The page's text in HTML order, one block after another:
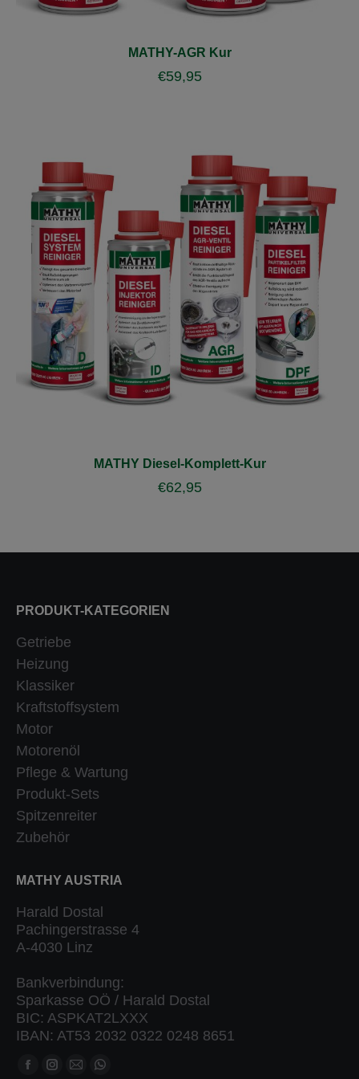
MATHY-AGR Kur
€59,95
MATHY Diesel-Komplett-Kur
€62,95
PRODUKT-KATEGORIEN
Getriebe
Heizung
Klassiker
Kraftstoffsystem
Motor
Motorenöl
Pflege & Wartung
Produkt-Sets
Spitzenreiter
Zubehör
MATHY AUSTRIA
Harald Dostal
Pachingerstrasse 4
A-4030 Linz
Bankverbindung:
Sparkasse OÖ / Harald Dostal
BIC: ASPKAT2LXXX
IBAN: AT53 2032 0322 0248 8651
Finden Sie uns auf:
Facebook
Instagram
MailWhatsapp